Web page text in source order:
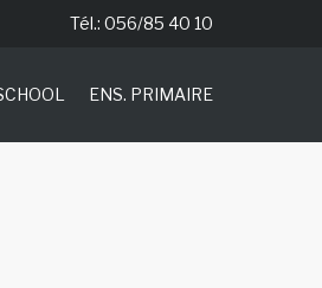
Tél.: 056/85 40 10
ENS. PRIMAIRE